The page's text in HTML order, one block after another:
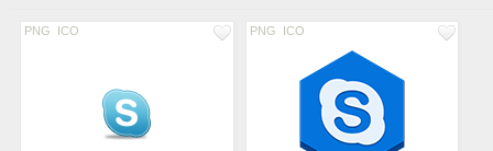
PNG ICO PNG ICO